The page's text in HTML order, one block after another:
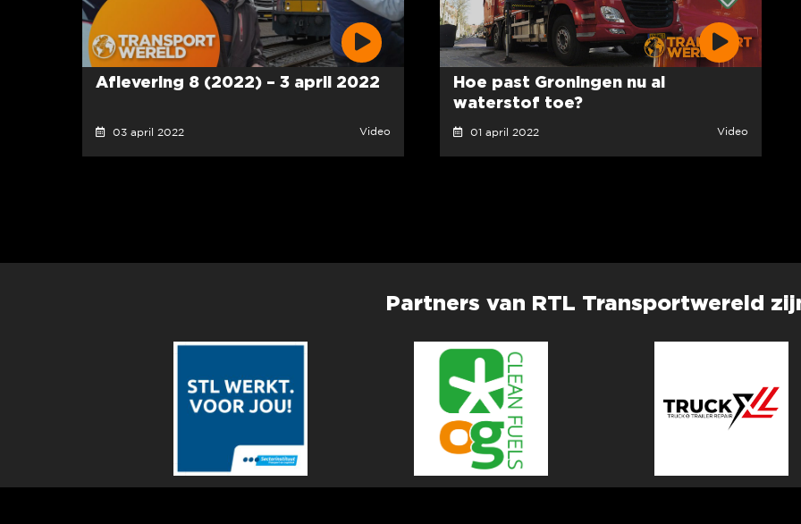
Aflevering 8 (2022) – 3 april 2022
03 april 2022 Video
Hoe past Groningen nu al
waterstof toe?
01 april 2022 Video
Partners van RTL Transportwereld